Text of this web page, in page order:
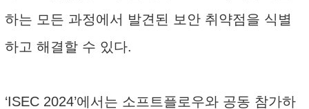
하는 모든 과정에서 발견된 보안 취약점을 식별
하고 해결할 수 있다.
‘ISEC 2024’에서는 소프트플로우와 공동 참가하